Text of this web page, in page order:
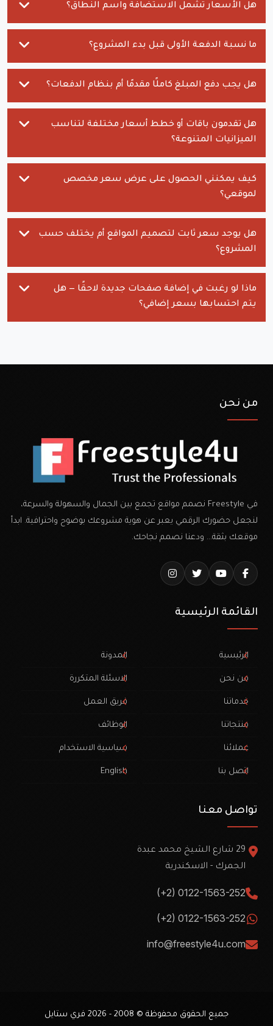
هل الأسعار تشمل الاستضافة واسم النطاق؟
ما نسبة الدفعة الأولى قبل بدء المشروع؟
هل يجب دفع المبلغ كاملًا مقدمًا أم بنظام الدفعات؟
هل تقدمون باقات أو خطط أسعار مختلفة لتناسب
الميزانيات المتنوعة؟
كيف يمكنني الحصول على عرض سعر مخصص
لموقعي؟
هل يوجد سعر ثابت لتصميم المواقع أم يختلف حسب
المشروع؟
ماذا لو رغبت في إضافة صفحات جديدة لاحقًا — هل
يتم احتسابها بسعر إضافي؟
من نحن
في Freestyle نصمم مواقع تجمع بين الجمال والسهولة والسرعة،
لنجعل حضورك الرقمي يعبر عن هوية مشروعك بوضوح واحترافية. ابدأ
موقعك بثقة… ودعنا نصمم نجاحك.
القائمة الرئيسية
الرئيسية
من نحن
خدماتنا
منتجاتنا
عملائنا
اتصل بنا
المدونة
الاسئلة المتكررة
فريق العمل
الوظائف
سياسية الاستخدام
English
تواصل معنا
29 شارع الشيخ محمد عبدة
الجمرك - الاسكندرية
(+2) 0122-1563-252
(+2) 0122-1563-252
info@freestyle4u.com
جميع الحقوق محفوظة © 2008 - 2026 فري ستايل